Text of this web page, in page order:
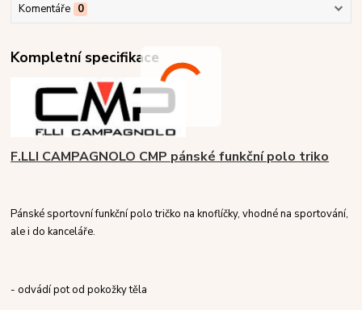
Komentáře 0
Kompletní specifikace
F.LLI CAMPAGNOLO CMP pánské funkční polo triko
Pánské sportovní funkční polo tričko na knoflíčky, vhodné na sportování,
ale i do kanceláře.
- odvádí pot od pokožky těla